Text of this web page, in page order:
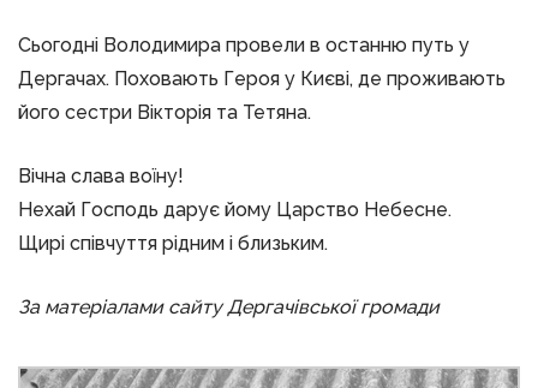
Сьогодні Володимира провели в останню путь у
Дергачах. Поховають Героя у Києві, де проживають
його сестри Вікторія та Тетяна.
Вічна слава воїну!
Нехай Господь дарує йому Царство Небесне.
Щирі співчуття рідним і близьким.
За матеріалами сайту Дергачівської громади